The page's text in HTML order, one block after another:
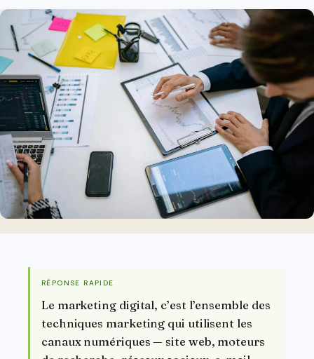
RÉPONSE RAPIDE
Le marketing digital, c’est l’ensemble des
techniques marketing qui utilisent les
canaux numériques — site web, moteurs